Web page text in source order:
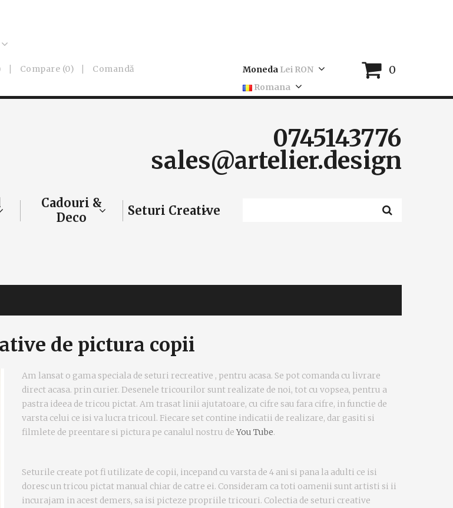
Compare (0) Comandă Moneda Lei RON
Romana
0
0745143776
sales@artelier.design
Cadouri &
Deco
Seturi Creative
de pictura copii
Am lansat o gama speciala de seturi recreative , pentru acasa. Se pot comanda cu livrare
direct acasa. prin curier. Desenele tricourilor sunt realizate de noi, tot cu vopsea, pentru a
pastra ideea de tricou pictat. Am trasat linii ajutatoare, cu cifre sau fara cifre, in functie de
varsta celui ce isi va lucra tricoul. Fiecare set contine indicatii de realizare, dar gasiti si
filmlete de preentare si pictura pe canalul nostru deYou Tube.
Seturile create pot fi utilizate de copii, incepand cu varsta de 4 ani si pana la adulti ce isi
doresc un tricou pictat manual chiar de catre ei. Consideram ca toti oamenii sunt artisti si ii
incurajam in acest demers, sa isi picteze propriile tricouri. Colectia de seturi creative